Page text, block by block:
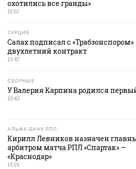
охотились все гранды»
15:51
ТУРЦИЯ
Салах подписал с «Трабзонспором»
двухлетний контракт
15:47
СБОРНЫЕ
У Валерия Карпина родился
15:43
АЛЬФА-БАНК РПЛ
Кирилл Левников назначен
арбитром матча РПЛ «Спартак» —
«Краснодар»
15:15